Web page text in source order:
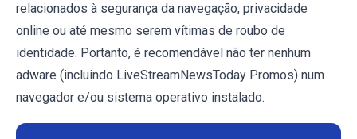
relacionados à segurança da navegação, privacidade
online ou até mesmo serem vítimas de roubo de
identidade. Portanto, é recomendável não ter nenhum
adware (incluindo LiveStreamNewsToday Promos) num
navegador e/ou sistema operativo instalado.